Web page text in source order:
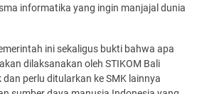
informatika yang ingin manjajal dunia
ini sekaligus bukti bahwa apa
dilaksanakan oleh STIKOM Bali
perlu ditularkan ke SMK lainnya